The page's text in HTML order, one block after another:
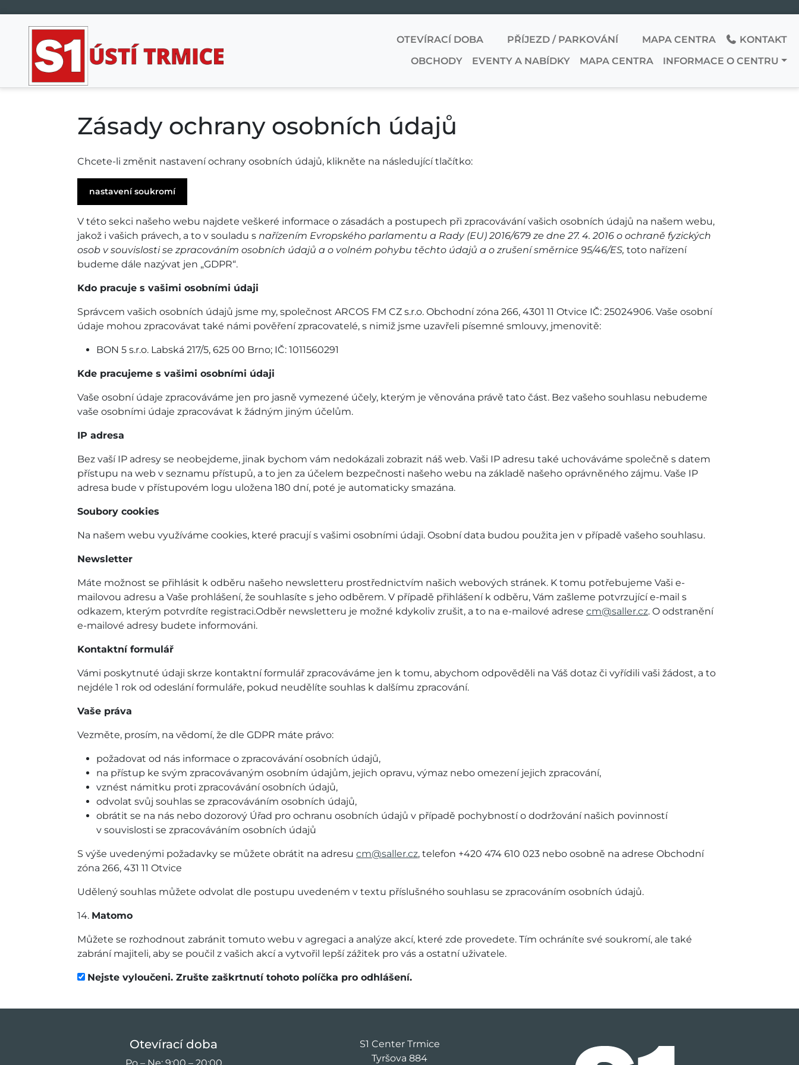
Hlavní navigace
OTEVÍRACÍ DOBA PŘÍJEZD / PARKOVÁNÍ MAPA CENTRA
KONTAKT
OBCHODY
EVENTY A NABÍDKY MAPA CENTRA INFORMACE O CENTRU
Zásady ochrany osobních údajů
Chcete-li změnit nastavení ochrany osobních údajů, klikněte na následující tlačítko:
nastavení soukromí
V této sekci našeho webu najdete veškeré informace o zásadách a postupech při zpracovávání vašich osobních údajů na našem webu,
jakož i vašich právech, a to v souladu s nařízením Evropského parlamentu a Rady (EU) 2016/679 ze dne 27. 4. 2016 o ochraně fyzických
osob v souvislosti se zpracováním osobních údajů a o volném pohybu těchto údajů a o zrušení směrnice 95/46/ES, toto nařízení
budeme dále nazývat jen „GDPR“.
Kdo pracuje s vašimi osobními údaji
Správcem vašich osobních údajů jsme my, společnost ARCOS FM CZ s.r.o. Obchodní zóna 266, 4301 11 Otvice IČ: 25024906. Vaše osobní
údaje mohou zpracovávat také námi pověření zpracovatelé, s nimiž jsme uzavřeli písemné smlouvy, jmenovitě:
BON 5 s.r.o. Labská 217/5, 625 00 Brno; IČ: 1011560291
Kde pracujeme s vašimi osobními údaji
Vaše osobní údaje zpracováváme jen pro jasně vymezené účely, kterým je věnována právě tato část. Bez vašeho souhlasu nebudeme
vaše osobními údaje zpracovávat k žádným jiným účelům.
IP adresa
Bez vaší IP adresy se neobejdeme, jinak bychom vám nedokázali zobrazit náš web. Vaši IP adresu také uchováváme společně s datem
přístupu na web v seznamu přístupů, a to jen za účelem bezpečnosti našeho webu na základě našeho oprávněného zájmu. Vaše IP
adresa bude v přístupovém logu uložena 180 dní, poté je automaticky smazána.
Soubory cookies
Na našem webu využíváme cookies, které pracují s vašimi osobními údaji. Osobní data budou použita jen v případě vašeho souhlasu.
Newsletter
Máte možnost se přihlásit k odběru našeho newsletteru prostřednictvím našich webových stránek. K tomu potřebujeme Vaši e-
mailovou adresu a Vaše prohlášení, že souhlasíte s jeho odběrem. V případě přihlášení k odběru, Vám zašleme potvrzující e-mail s
odkazem, kterým potvrdíte registraci.Odběr newsletteru je možné kdykoliv zrušit, a to na e-mailové adrese cm@saller.cz​. O odstranění
e-mailové adresy budete informováni.
Kontaktní formulář
Vámi poskytnuté údaji skrze kontaktní formulář zpracováváme jen k tomu, abychom odpověděli na Váš dotaz či vyřídili vaši žádost, a to
nejdéle 1 rok od odeslání formuláře, pokud neudělíte souhlas k dalšímu zpracování.
Vaše práva
Vezměte, prosím, na vědomí, že dle GDPR máte právo:
požadovat od nás informace o zpracovávání osobních údajů,
na přístup ke svým zpracovávaným osobním údajům, jejich opravu, výmaz nebo omezení jejich zpracování,
vznést námitku proti zpracovávání osobních údajů,
odvolat svůj souhlas se zpracováváním osobních údajů,
obrátit se na nás nebo dozorový Úřad pro ochranu osobních údajů v případě pochybností o dodržování našich povinností
v souvislosti se zpracováváním osobních údajů
S výše uvedenými požadavky se můžete obrátit na adresu cm@saller.cz, telefon +420 474 610 023 nebo osobně na adrese Obchodní
zóna 266, 431 11 Otvice
Udělený souhlas můžete odvolat dle postupu uvedeném v textu příslušného souhlasu se zpracováním osobních údajů.
14. Matomo
Můžete se rozhodnout zabránit tomuto webu v agregaci a analýze akcí, které zde provedete. Tím ochráníte své soukromí, ale také
zabrání majiteli, aby se poučil z vašich akcí a vytvořil lepší zážitek pro vás a ostatní uživatele.
Nejste vyloučeni. Zrušte zaškrtnutí tohoto políčka pro odhlášení.
Otevírací doba
S1 Center Trmice
Tyršova 884